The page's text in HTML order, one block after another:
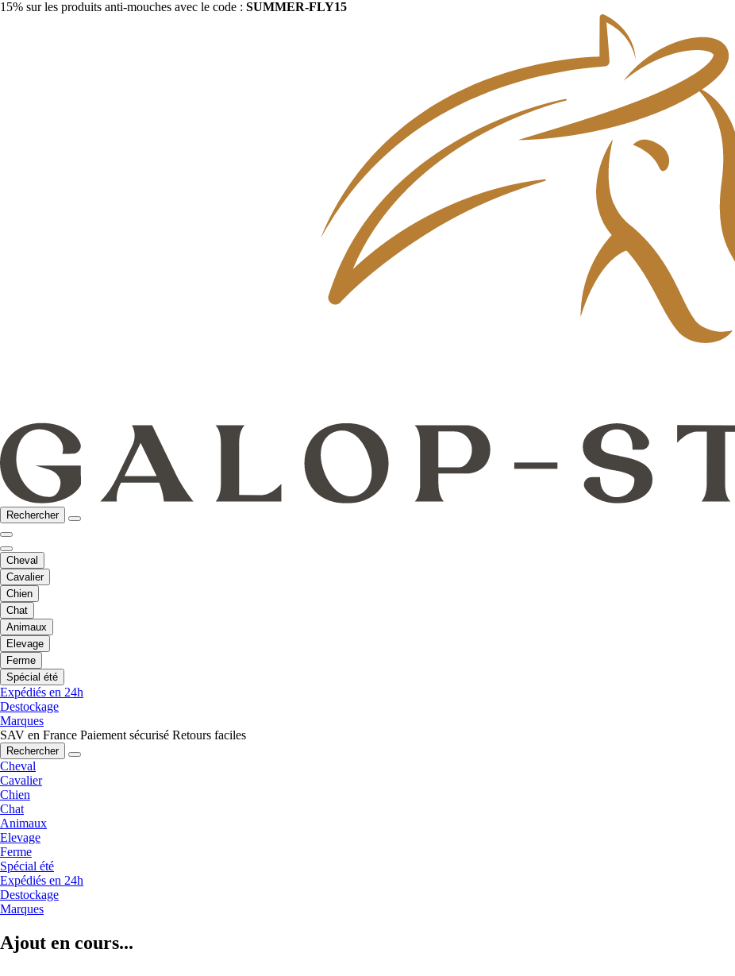
15% sur les produits anti-mouches avec le code : SUMMER-FLY15
Rechercher
Cheval
Cavalier
Chien
Chat
Animaux
Elevage
Ferme
Spécial été
Expédiés en 24h
Destockage
Marques
SAV en France Paiement sécurisé Retours faciles
Rechercher
Cheval
Cavalier
Chien
Chat
Animaux
Elevage
Ferme
Spécial été
Expédiés en 24h
Destockage
Marques
Ajout en cours...